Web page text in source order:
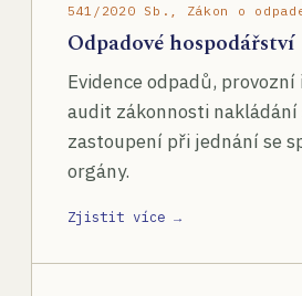
541/2020 Sb., Zákon o
Odpadové hospodářství
Evidence odpadů,
audit zákonnosti nakládání
zastoupení při jednání se
orgány.
Zjistit více →